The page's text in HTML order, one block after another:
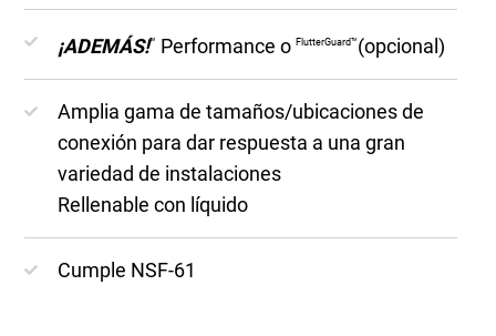
¡ADEMÁS!™ Performance oFlutterGuard™ (opcional)
Amplia gama de tamaños/ubicaciones de
conexión para dar respuesta a una gran
variedad de instalaciones
Rellenable con líquido
Cumple NSF-61